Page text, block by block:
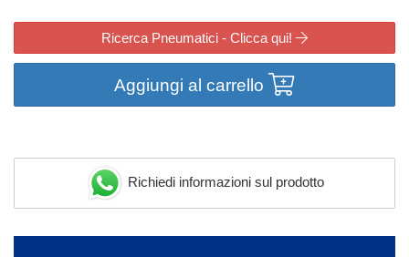
Ricerca Pneumatici - Clicca qui!
Aggiungi al carrello
Richiedi informazioni sul prodotto